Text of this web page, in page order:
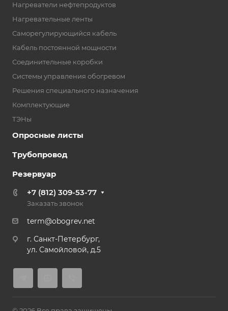
Нагреватели нефтепродуктов
Нагревательные ленты
Саморегулирующийся кабель
Кабель постоянной мощности
Соединительные коробки
Системы управления обогревом
Решения специального назначения
Комплектующие
ТЭНы
Опросные листы
Трубопровод
Резервуар
+7 (812) 309-53-77
Заказать звонок
term@obogrev.net
г. Санкт-Петербург,
ул. Самойловой, д.5